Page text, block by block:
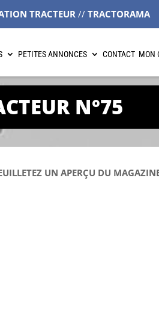
TRACTEUR// TRACTORAMA
PETITES ANNONCES CONTACT MON
N°75
UN APERÇU DU